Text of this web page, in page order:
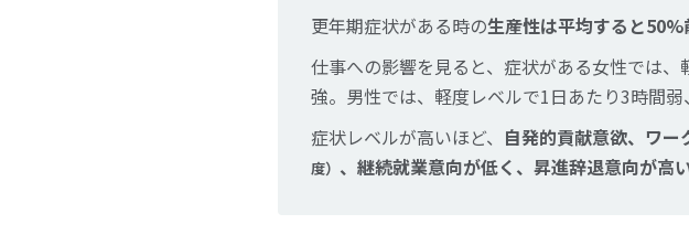
更年期症状がある時の生産性は平均すると
仕事への影響を見ると、症状がある女性では
強。男性では、軽度レベルで1日あたり3時間
症状レベルが高いほど、 自発的貢献意欲、ワ
度） 、継続就業意向が低く、昇進辞退意向が高